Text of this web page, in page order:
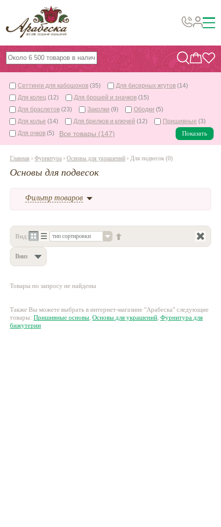
Бусины, подвески, декор
Бисер
Вышивка украшений
Фурнитура
Проволока
Инструменты и материалы
Эпоксидная смола
По темам и сезонам
Нетемнеющая фурнитура
Всё для вышивки
Натуральные камни
Каталог
Новинки!
Сеттинги для кабошонов (35) Для бисерных жгутов (14)
Для колец (12) Для брошей и значков (15)
Для браслетов (23) Заколки (9) Ободки (5)
Для колье (14) Для брелков и ключей (12) Пришивные (3)
Для очков (5) Все товары (147) Показать
Главная › Фурнитура › Основы для украшений › Для подвесок (0)
Основы для подвесок
Фильтр товаров
Вид: тип сортировки
Вниз
Товары по запросу не найдены
Также Вы можете выбрать в интернет-магазине "Арабеска" следующие
товары: Пришивные основы, Основы для украшений, Фурнитура для
бижутерии